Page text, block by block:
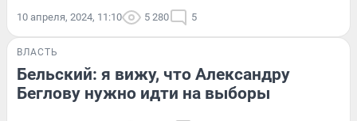
10 апреля, 2024, 11:10 5 280 5
ВЛАСТЬ
Бельский: я вижу, что Александру
Беглову нужно идти на выборы